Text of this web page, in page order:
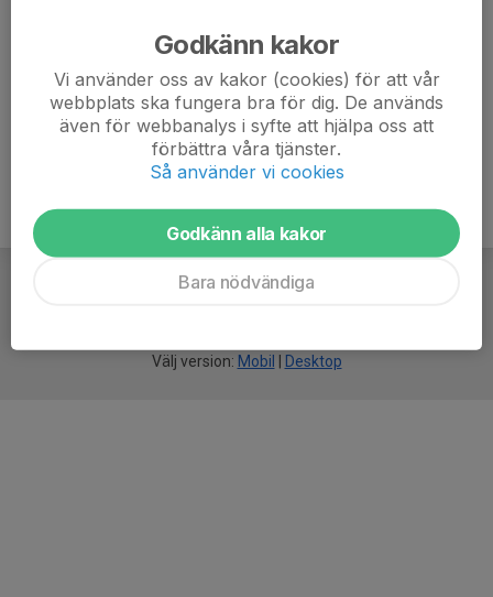
Välj version: Mobil Desktop
Godkänn kakor
Vi använder oss av kakor (cookies) för att vår
webbplats ska fungera bra för dig. De används
även för webbanalys i syfte att hjälpa oss att
förbättra våra tjänster.
Så använder vi cookies
Godkänn alla kakor
Bara nödvändiga